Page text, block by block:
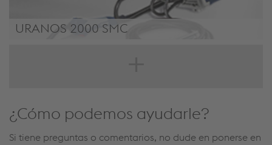
URANOS 2000 SMC
¿Cómo podemos ayudarle?
Si tiene preguntas o comentarios, no dude en ponerse en